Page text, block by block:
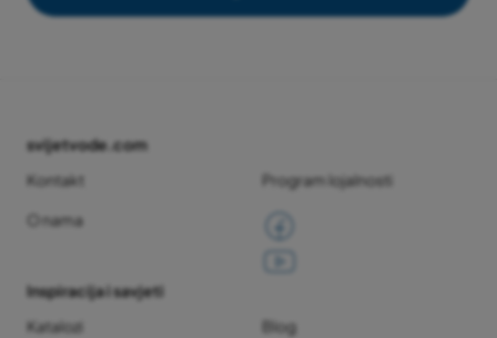
svijetvode.com
Kontakt
Program lojalnosti
O nama
Inspiracija i savjeti
Katalozi
Blog